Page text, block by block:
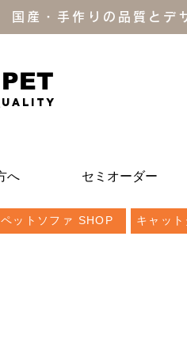
国産・手作りの品質と
へ セミオーダー
ペットソファ SHOP キャッ